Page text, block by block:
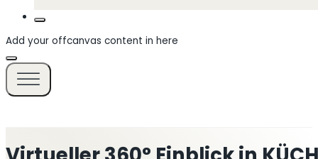
Add your offcanvas content in here